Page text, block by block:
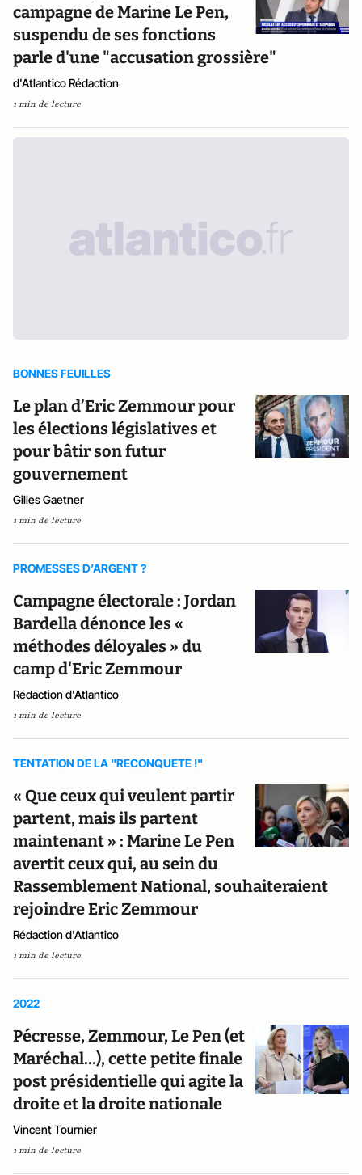
campagne de Marine Le Pen,
suspendu de ses fonctions
parle d'une "accusation grossière"
d'Atlantico Rédaction
1 min de lecture
BONNES FEUILLES
Le plan d’Eric Zemmour pour
les élections législatives et
pour bâtir son futur
gouvernement
Gilles Gaetner
1 min de lecture
PROMESSES D’ARGENT ?
Campagne électorale : Jordan
Bardella dénonce les «
méthodes déloyales » du
camp d'Eric Zemmour
Rédaction d'Atlantico
1 min de lecture
TENTATION DE LA "RECONQUETE !"
« Que ceux qui veulent partir
partent, mais ils partent
maintenant » : Marine Le Pen
avertit ceux qui, au sein du
Rassemblement National, souhaiteraient
rejoindre Eric Zemmour
Rédaction d'Atlantico
1 min de lecture
2022
Pécresse, Zemmour, Le Pen (et
Maréchal…), cette petite finale
post présidentielle qui agite la
droite et la droite nationale
Vincent Tournier
1 min de lecture